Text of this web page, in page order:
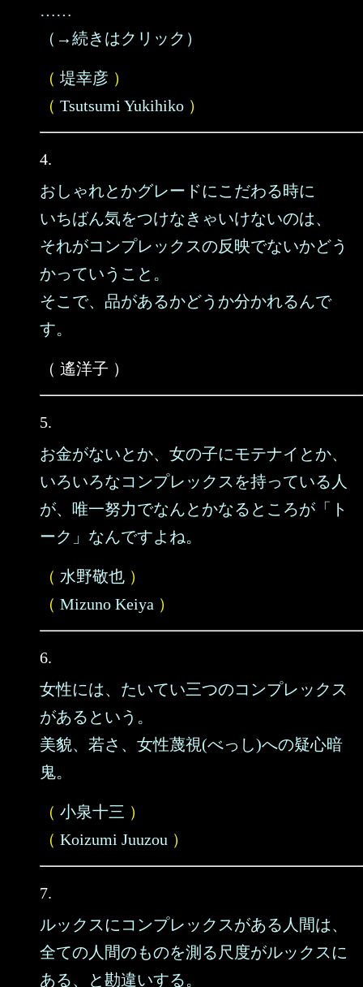
……
（→続きはクリック）
（ 堤幸彦 ）
（ Tsutsumi Yukihiko ）
4.
おしゃれとかグレードにこだわる時に
いちばん気をつけなきゃいけないのは、
それがコンプレックスの反映でないかどう
かっていうこと。
そこで、品があるかどうか分かれるんで
す。
（ 遙洋子 ）
5.
お金がないとか、女の子にモテナイとか、
いろいろなコンプレックスを持っている人
が、唯一努力でなんとかなるところが「ト
ーク」なんですよね。
（ 水野敬也 ）
（ Mizuno Keiya ）
6.
女性には、たいてい三つのコンプレックス
があるという。
美貌、若さ、女性蔑視(べっし)への疑心暗
鬼。
（ 小泉十三 ）
（ Koizumi Juuzou ）
7.
ルックスにコンプレックスがある人間は、
全ての人間のものを測る尺度がルックスに
ある、と勘違いする。